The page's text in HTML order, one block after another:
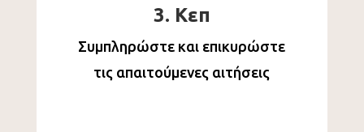
3. Κεπ
Συμπληρώστε και επικυρώστε
τις απαιτούμενες αιτήσεις